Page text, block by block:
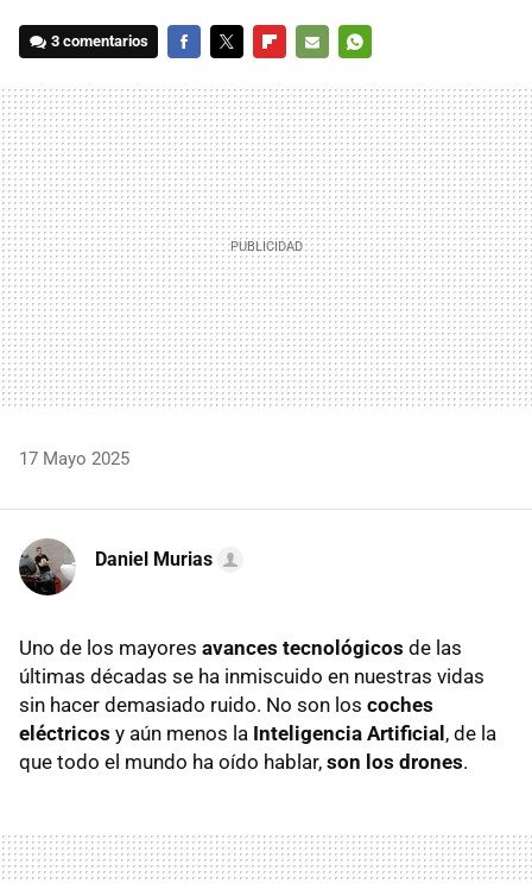
3 comentarios
MAIL
17 Mayo 2025
Daniel Murias
Uno de los mayores avances tecnológicos de las
últimas décadas se ha inmiscuido en nuestras vidas
sin hacer demasiado ruido. No son los coches
eléctricos y aún menos la Inteligencia Artificial, de la
que todo el mundo ha oído hablar, son los drones.